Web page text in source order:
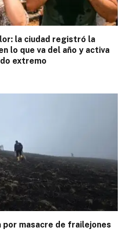
la ciudad registró la
lo que va del año y activa
extremo
por masacre de frailejones